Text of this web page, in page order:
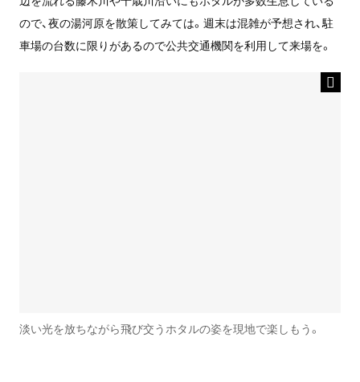
ので、夜の湯河原を散策してみては。週末は混雑が予想され、駐
車場の台数に限りがあるので公共交通機関を利用して来場を。
淡い光を放ちながら飛び交うホタルの姿を現地で楽しもう。